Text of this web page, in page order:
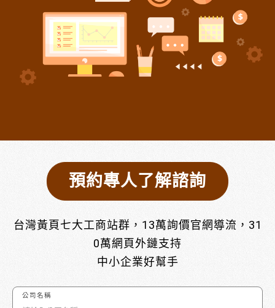
預約專人了解諮詢
台灣黃頁七大工商站群，13萬詢價官網導流，31
0萬網頁外鏈支持
中小企業好幫手
公司名稱